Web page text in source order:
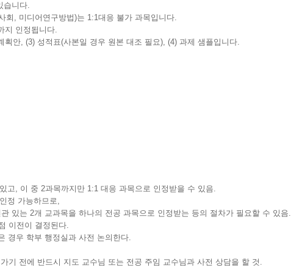
습니다.
회, 미디어연구방법)는 1:1대응 불가 과목입니다.
지 인정됩니다.
안, (3) 성적표(사본일 경우 원본 대조 필요), (4) 과제 샘플입니다.
고, 이 중 2과목까지만 1:1 대응 과목으로 인정받을 수 있음.
정 가능하므로,
있는 2개 교과목을 하나의 전공 과목으로 인정받는 등의 절차가 필요할 수 있음.
이전이 결정된다.
경우 학부 행정실과 사전 논의한다.
기 전에 반드시 지도 교수님 또는 전공 주임 교수님과 사전 상담을 할 것.